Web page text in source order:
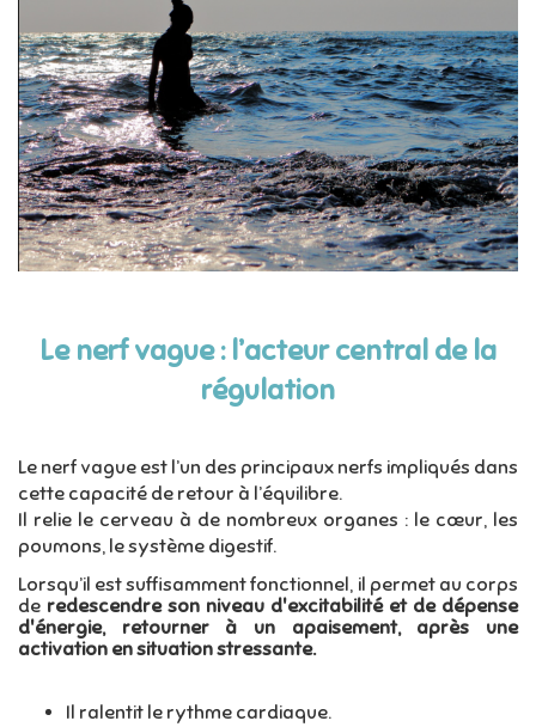
Le nerf vague : l’acteur central de la
régulation
Le nerf vague est l’un des principaux nerfs impliqués dans
cette capacité de retour à l’équilibre.
Il relie le cerveau à de nombreux organes : le cœur, les
poumons, le système digestif.
Lorsqu’il est suffisamment fonctionnel, il permet au corps
de redescendre son niveau d'excitabilité et de dépense
d'énergie, retourner à un apaisement, après une
activation en situation stressante.
Il ralentit le rythme cardiaque.